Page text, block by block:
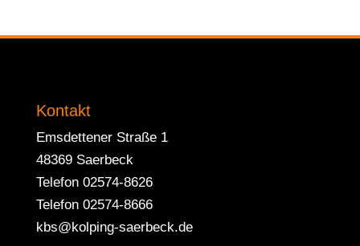
Kontakt
Emsdettener Straße 1
48369 Saerbeck
Telefon 02574-8626
Telefon 02574-8666
kbs@kolping-saerbeck.de